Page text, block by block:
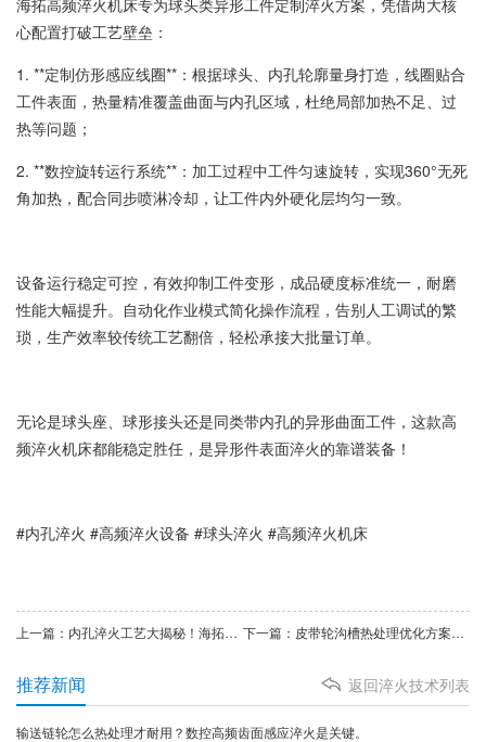
心配置打破工艺壁垒：
1. **定制仿形感应线圈**：根据球头、内孔轮廓量身打造，线圈贴合
工件表面，热量精准覆盖曲面与内孔区域，杜绝局部加热不足、过
热等问题；
2. **数控旋转运行系统**：加工过程中工件匀速旋转，实现360°无死
角加热，配合同步喷淋冷却，让工件内外硬化层均匀一致。
设备运行稳定可控，有效抑制工件变形，成品硬度标准统一，耐磨
性能大幅提升。自动化作业模式简化操作流程，告别人工调试的繁
琐，生产效率较传统工艺翻倍，轻松承接大批量订单。
无论是球头座、球形接头还是同类带内孔的异形曲面工件，这款高
频淬火机床都能稳定胜任，是异形件表面淬火的靠谱装备！
#内孔淬火 #高频淬火设备 #球头淬火 #高频淬火机床
上一篇：内孔淬火工艺大揭秘！海拓高频机床，精准耐用不踩坑 下一篇：皮带轮沟槽热处理优化方案！高频淬火，耐磨与韧性兼得
返回淬火技术列表
推荐新闻
输送链轮怎么热处理才耐用？数控高频齿面感应淬火是关键。